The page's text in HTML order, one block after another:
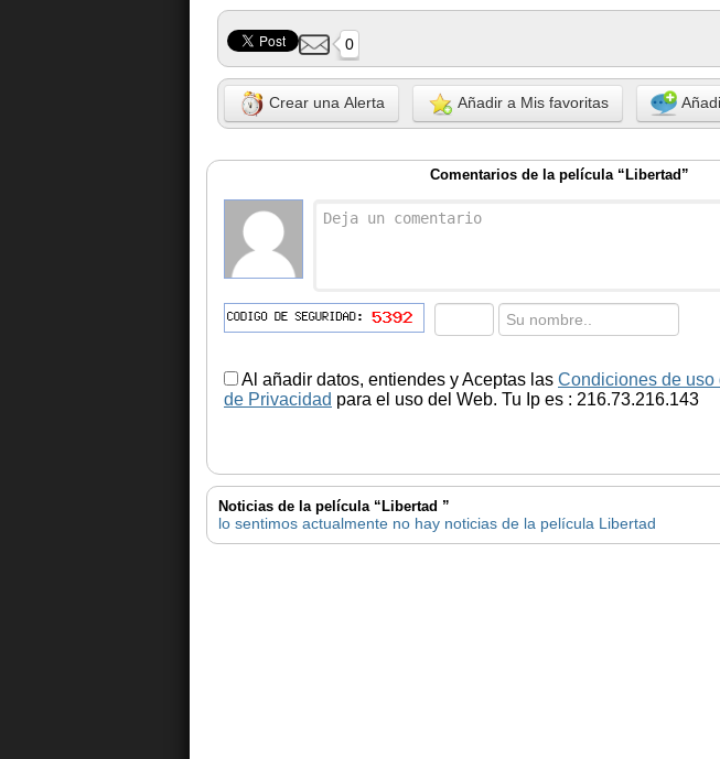
0
Crear una Alerta Añadir a Mis favoritas
Comentarios de la película “Libertad”
Al añadir datos, entiendes y Aceptas las Condiciones de uso
de Privacidad para el uso del Web. Tu Ip es : 216.73.216.143
Noticias de la película “Libertad ”
lo sentimos actualmente no hay noticias de la película Libertad